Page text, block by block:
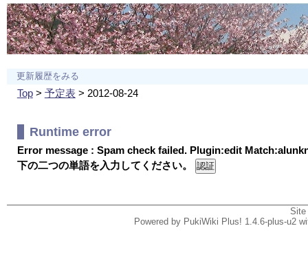
更新履歴をみる
Top> 予定表> 2012-08-24
Runtime error
Error message : Spam check failed. Plugin:edit
下の二つの単語を入力してください。
Powered by PukiWiki Plus! 1.4.6-plus-u2